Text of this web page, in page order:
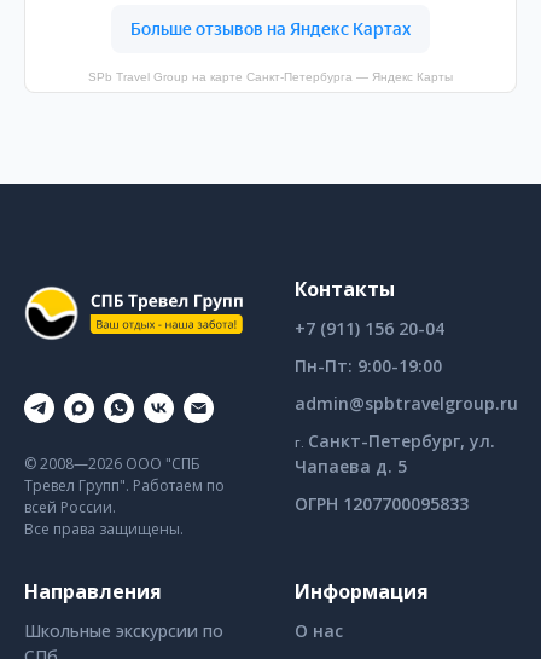
SPb Travel Group на карте Санкт‑Петербурга — Яндекс Карты
© 2008—2026 ООО "СПБ
Тревел Групп". Работаем по
всей России.
Все права защищены.
Контакты
+7 (911) 156 20-04
Пн-Пт: 9:00-19:00
admin@spbtravelgroup.ru
г. Санкт-Петербург, ул.
Чапаева д. 5
ОГРН 1207700095833
Направления
Школьные экскурсии по
Информация
О нас